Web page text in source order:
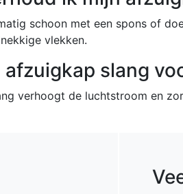
schoon met een spons of
vlekken.
afzuigkap slang
verhoogt de luchtstroom en